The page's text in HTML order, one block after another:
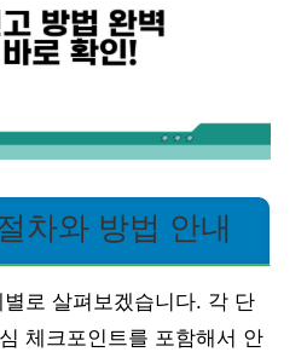
차와 방법 안내
로 살펴보겠습니다. 각 단
체크포인트를 포함해서 안